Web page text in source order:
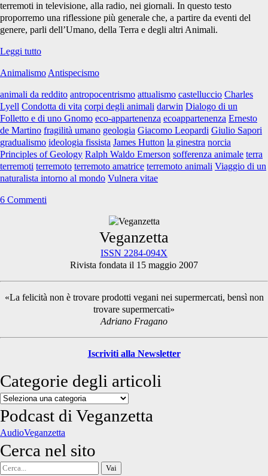
terremoti in televisione, alla radio, nei giornali. In questo testo
proporremo una riflessione più generale che, a partire da eventi del
genere, parli dell’Umano, della Terra e degli altri Animali.
Leggi tutto<i>Vulnera
terremoti
ecoappartenenza
Animalismo Antispecismo
animali da reddito antropocentrismo attualismo castelluccio Charles
Lyell Condotta di vita corpi degli animali darwin Dialogo di un
Folletto e di uno Gnomo eco-appartenenza ecoappartenenza Ernesto
de Martino fragilità umano geologia Giacomo Leopardi Giulio Sapori
gradualismo ideologia fissista James Hutton la ginestra norcia
Principles of Geology Ralph Waldo Emerson sofferenza animale terra
terremoti terremoto terremoto amatrice terremoto animali Viaggio di un
naturalista intorno al mondo Vulnera vitae
6 Commenti
Sidebar
Veganzetta
ISSN 2284-094X
Rivista fondata il 15 maggio 2007
«La felicità non è trovare prodotti vegani nei supermercati, bensì non
trovare supermercati»
Adriano Fragano
Iscriviti alla Newsletter
Categorie degli articoli
Categorie
degli
articoli
Podcast di Veganzetta
AudioVeganzetta
Cerca nel sito
Cerca